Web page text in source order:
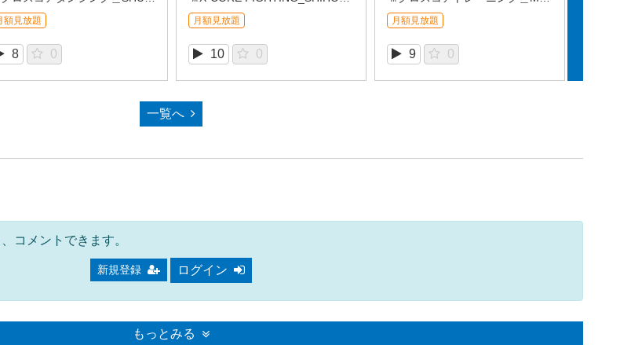
額見放題
8 0
月額見放題
10 0
月額見放題
9 0
一覧へ
コメントできます。
新規登録 ログイン
もっとみる